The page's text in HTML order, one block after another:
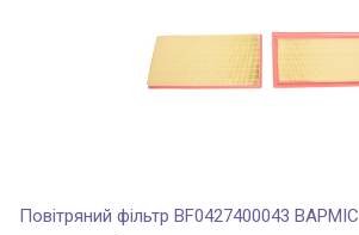
Повітряний фільтр BF0427400043 BAPMIC